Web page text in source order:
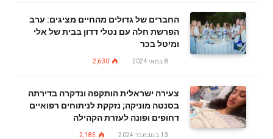
החברים של גדולים מהחיים מציגים: ערב
הפרשת חלה עם נטלי דדון בבית של אלי
ומיטל בכר
8 במאי 2024 2,630
צעירה ישראלית הותקפה ונדקרה בדירתה
בסנטה מוניקה; נזקקת לניתוחים רפואיים
דחופים ופונה לעזרת הקהילה
13 בנובמבר 2024 2,185